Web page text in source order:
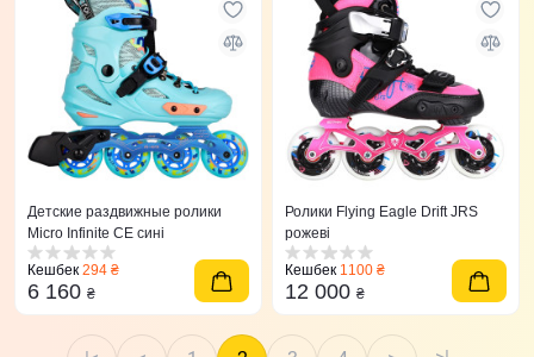
Детские раздвижные ролики
Micro Infinite CE сині
Кешбек 294 ₴
6 160 ₴
Ролики Flying Eagle Drift JRS
рожеві
Кешбек 1100 ₴
12 000 ₴